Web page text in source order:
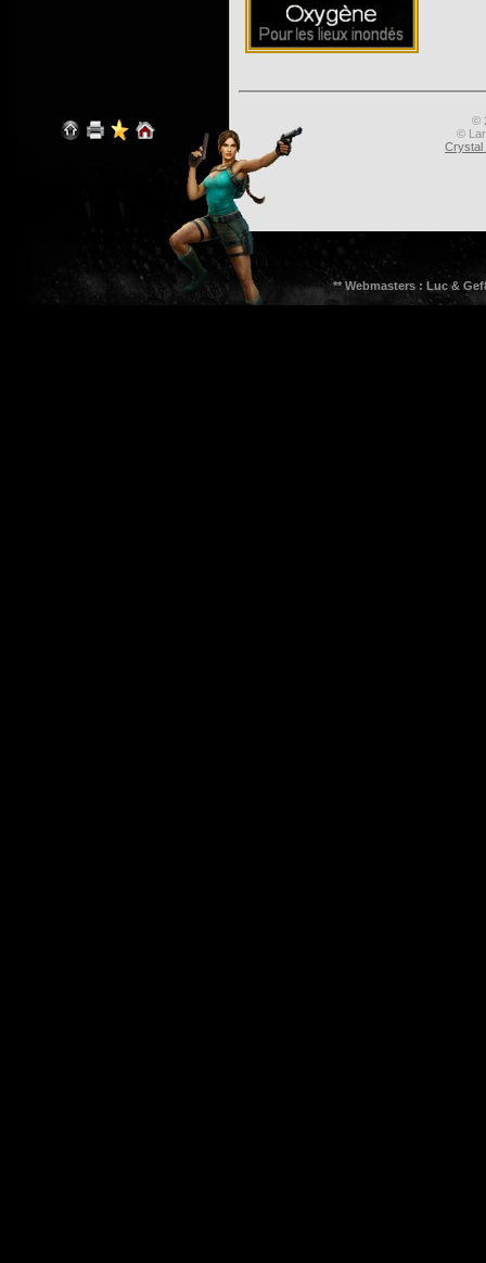
©
©
Crystal
** Webmasters : Luc &